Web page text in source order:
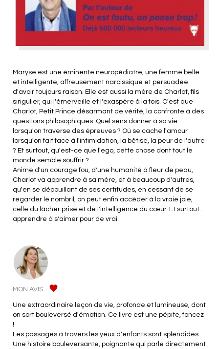
Maryse est une éminente neuropédiatre, une femme belle
et intelligente, affreusement narcissique et persuadée
d'avoir toujours raison. Elle est aussi la mère de Charlot, fils
singulier, qui l'émerveille et l'exaspère à la fois. C'est que
Charlot, Petit Prince désarmant de vérité, la confronte à des
questions philosophiques. Quel sens donner à sa vie
lorsqu'on traverse des épreuves ? Où se cache l'amour
lorsqu'on fait face à l'intimidation, la bêtise, la peur de l'autre
? Et surtout, qu'est-ce que l'ego, cette chose dont tout le
monde semble souffrir ?
Animé d'un courage fou, d'une humanité à fleur de peau,
Charlot va apprendre à sa mère, et à beaucoup d'autres,
qu'en se dépouillant de ses certitudes, en cessant de se
regarder le nombril, on peut enfin accéder à la vraie joie,
celle du lâcher prise et de l'intelligence du cœur. Et surtout :
apprendre à s'aimer pour de vrai.
MON AVIS
Une extraordinaire leçon de vie, profonde et lumineuse, dont
on sort bouleversé d'émotion. Ce livre est une pépite, foncez
!
Les passages à travers les yeux d'enfants sont splendides.
Une histoire bouleversante, poignante qui parle directement